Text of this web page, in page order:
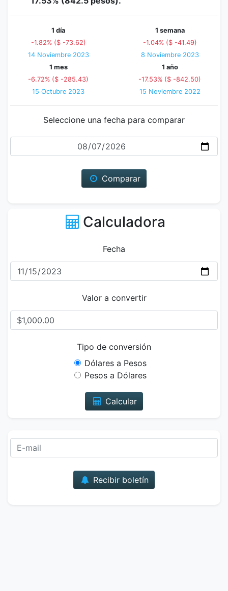
1 día
-1.82% ($ -73.62)
14 Noviembre 2023
1 semana
-1.04% ($ -41.49)
8 Noviembre 2023
1 mes
-6.72% ($ -285.43)
15 Octubre 2023
1 año
-17.53% ($ -842.50)
15 Noviembre 2022
Seleccione una fecha para comparar
Fecha
Comparar
Calculadora
Fecha
Valor a convertir
Tipo de conversión
Dólares a Pesos
Pesos a Dólares
Calcular
Recibir boletín